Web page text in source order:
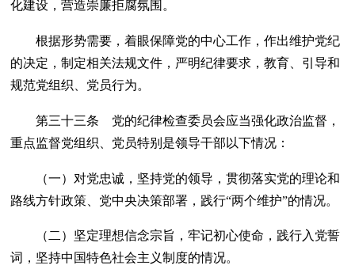
化建设，营造崇廉拒腐氛围。
根据形势需要，着眼保障党的中心工作，作出维护党纪
的决定，制定相关法规文件，严明纪律要求，教育、引导和
规范党组织、党员行为。
第三十三条 党的纪律检查委员会应当强化政治监督，
重点监督党组织、党员特别是领导干部以下情况：
（一）对党忠诚，坚持党的领导，贯彻落实党的理论和
路线方针政策、党中央决策部署，践行“两个维护”的情况。
（二）坚定理想信念宗旨，牢记初心使命，践行入党誓
词，坚持中国特色社会主义制度的情况。